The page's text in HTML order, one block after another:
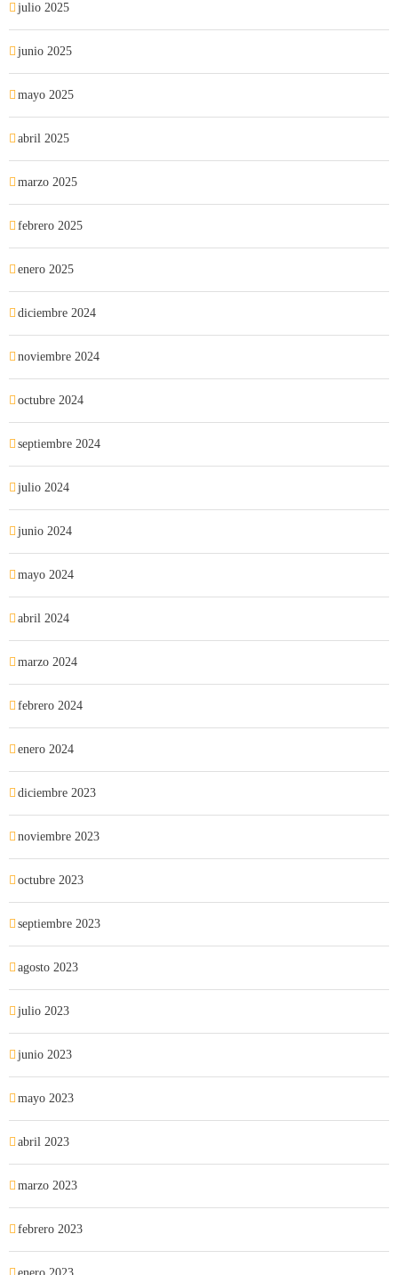
julio 2025
junio 2025
mayo 2025
abril 2025
marzo 2025
febrero 2025
enero 2025
diciembre 2024
noviembre 2024
octubre 2024
septiembre 2024
julio 2024
junio 2024
mayo 2024
abril 2024
marzo 2024
febrero 2024
enero 2024
diciembre 2023
noviembre 2023
octubre 2023
septiembre 2023
agosto 2023
julio 2023
junio 2023
mayo 2023
abril 2023
marzo 2023
febrero 2023